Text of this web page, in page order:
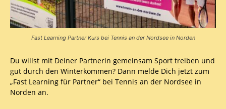
Fast Learning Partner Kurs bei Tennis an der Nordsee in Norden
Du willst mit Deiner Partnerin gemeinsam Sport treiben und
gut durch den Winterkommen? Dann melde Dich jetzt zum
„Fast Learning für Partner“ bei Tennis an der Nordsee in
Norden an.